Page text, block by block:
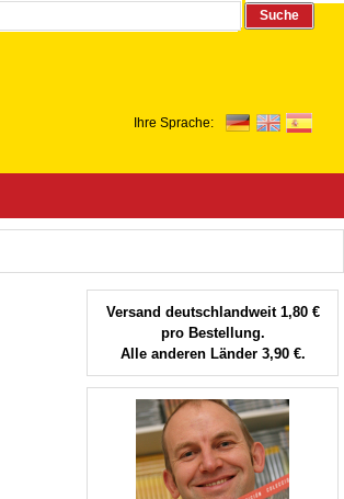
Suche
Ihre Sprache:
Versand deutschlandweit 1,80 €
pro Bestellung.
Alle anderen Länder 3,90 €.